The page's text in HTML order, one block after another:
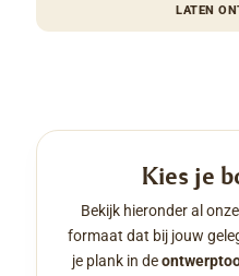
LATEN
Kies je
Bekijk hieronder al
formaat dat bij jouw
je plank in de